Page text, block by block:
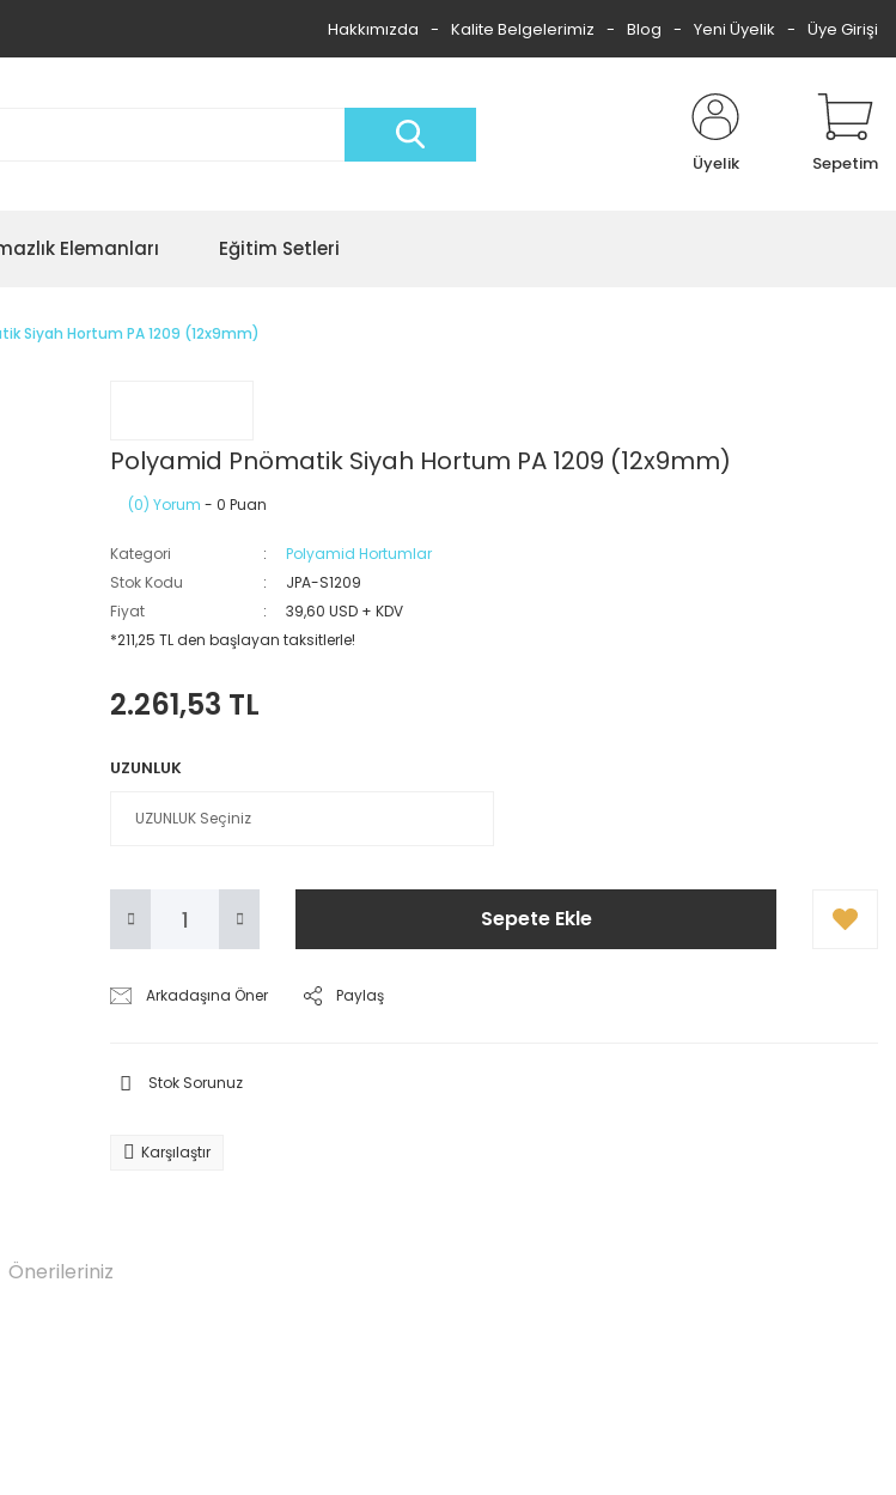
Hakkımızda Kalite Belgelerimiz Blog Yeni Üyelik Üye Girişi
Üyelik Sepetim
Elemanları Eğitim Setleri
Siyah Hortum PA 1209 (12x9mm)
Polyamid Pnömatik Siyah Hortum PA 1209 (12x9mm)
(0) Yorum - 0 Puan
Kategori
Polyamid Hortumlar
Stok Kodu
JPA-S1209
Fiyat
39,60 USD + KDV
*211,25 TL den başlayan taksitlerle!
2.261,53 TL
UZUNLUK
Sepete Ekle
Arkadaşına Öner Paylaş
Stok Sorunuz
Karşılaştır
Önerileriniz